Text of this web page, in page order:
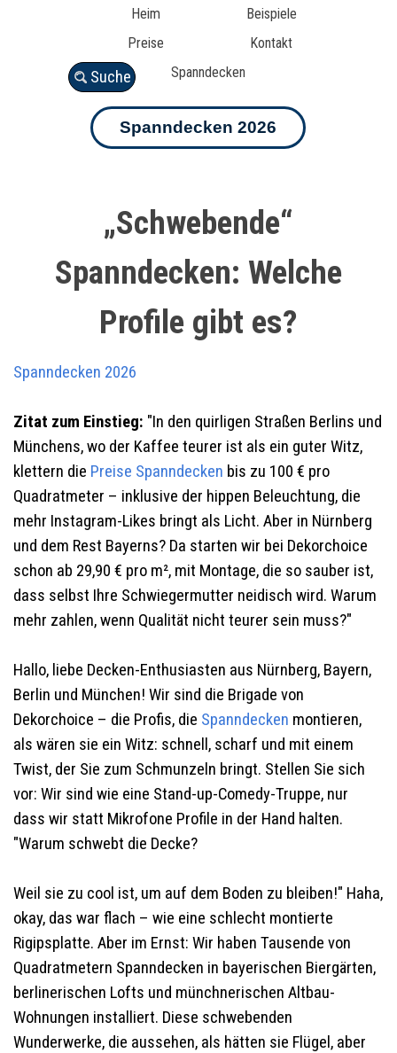
Heim
Beispiele
Preise
Kontakt
Spanndecken
Suche
Spanndecken 2026
„Schwebende“
Spanndecken: Welche
Profile gibt es?
Spanndecken 2026
Zitat zum Einstieg: "In den quirligen Straßen Berlins und
Münchens, wo der Kaffee teurer ist als ein guter Witz,
klettern die Preise Spanndecken bis zu 100 € pro
Quadratmeter – inklusive der hippen Beleuchtung, die
mehr Instagram-Likes bringt als Licht. Aber in Nürnberg
und dem Rest Bayerns? Da starten wir bei Dekorchoice
schon ab 29,90 € pro m², mit Montage, die so sauber ist,
dass selbst Ihre Schwiegermutter neidisch wird. Warum
mehr zahlen, wenn Qualität nicht teurer sein muss?"
Hallo, liebe Decken-Enthusiasten aus Nürnberg, Bayern,
Berlin und München! Wir sind die Brigade von
Dekorchoice – die Profis, die Spanndecken montieren,
als wären sie ein Witz: schnell, scharf und mit einem
Twist, der Sie zum Schmunzeln bringt. Stellen Sie sich
vor: Wir sind wie eine Stand-up-Comedy-Truppe, nur
dass wir statt Mikrofone Profile in der Hand halten.
"Warum schwebt die Decke?
Weil sie zu cool ist, um auf dem Boden zu bleiben!" Haha,
okay, das war flach – wie eine schlecht montierte
Rigipsplatte. Aber im Ernst: Wir haben Tausende von
Quadratmetern Spanndecken in bayerischen Biergärten,
berlinerischen Lofts und münchnerischen Altbau-
Wohnungen installiert. Diese schwebenden
Wunderwerke, die aussehen, als hätten sie Flügel, aber